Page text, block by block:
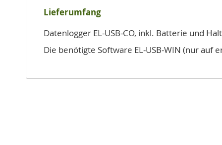
Lieferumfang
Datenlogger EL-USB-CO, inkl. Batterie und
Die benötigte Software EL-USB-WIN (nur auf